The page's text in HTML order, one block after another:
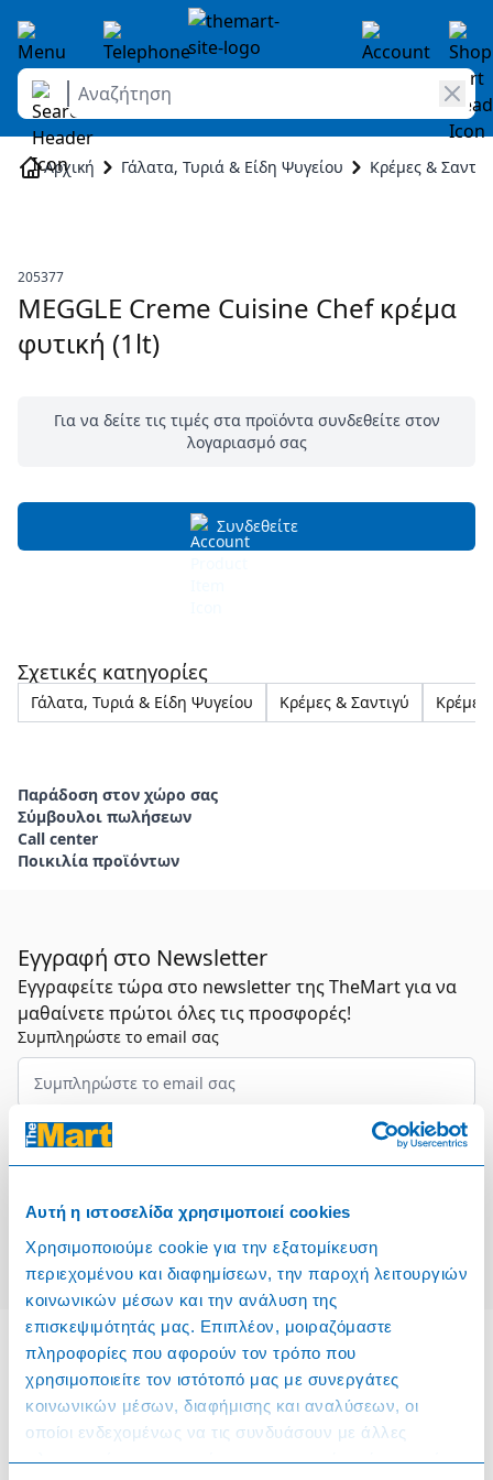
Αυτή η ιστοσελίδα χρησιμοποιεί cookies
Χρησιμοποιούμε cookie για την εξατομίκευση
περιεχομένου και διαφημίσεων, την παροχή λειτουργιών
κοινωνικών μέσων και την ανάλυση της
επισκεψιμότητάς μας. Επιπλέον, μοιραζόμαστε
πληροφορίες που αφορούν τον τρόπο που
χρησιμοποιείτε τον ιστότοπό μας με συνεργάτες
κοινωνικών μέσων, διαφήμισης και αναλύσεων, οι
οποίοι ενδεχομένως να τις συνδυάσουν με άλλες
πληροφορίες που τους έχετε παραχωρήσει ή τις οποίες
Skip to Content
Αναζήτηση
Αρχική Γάλατα, Τυριά & Είδη Ψυγείου Κρέμες &
205377
MEGGLE Creme Cuisine Chef κρέμα
φυτική (1lt)
Για να δείτε τις τιμές στα προϊόντα συνδεθείτε στον
λογαριασμό σας
Συνδεθείτε
Σχετικές κατηγορίες
Γάλατα, Τυριά & Είδη Ψυγείου Κρέμες & Σαντιγύ Κρέμες
Παράδοση στον χώρο σας
Σύμβουλοι πωλήσεων
Call center
Ποικιλία προϊόντων
Εγγραφή στο Newsletter
Εγγραφείτε τώρα στο newsletter της TheMart για να
μαθαίνετε πρώτοι όλες τις προσφορές!
Συμπληρώστε το email σας
Επιλέξτε τον τομέα σας
Πληροφορίες
Όροι & Προϋποθέσεις